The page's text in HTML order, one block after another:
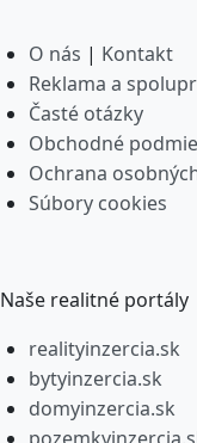
O nás | Kontakt
Reklama a
Časté otázky
Obchodné
Ochrana
Súbory cookies
Naše realitné portály
realityinzercia.sk
bytyinzercia.sk
domyinzercia.sk